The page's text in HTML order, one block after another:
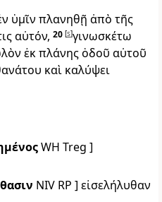
ὑμῖν πλανηθῇ ἀπὸ τῆς
αὐτόν, 20 [s]γινωσκέτω
ἐκ πλάνης ὁδοῦ αὐτοῦ
καὶ καλύψει
WH Treg ]
NIV RP ] εἰσελήλυθαν